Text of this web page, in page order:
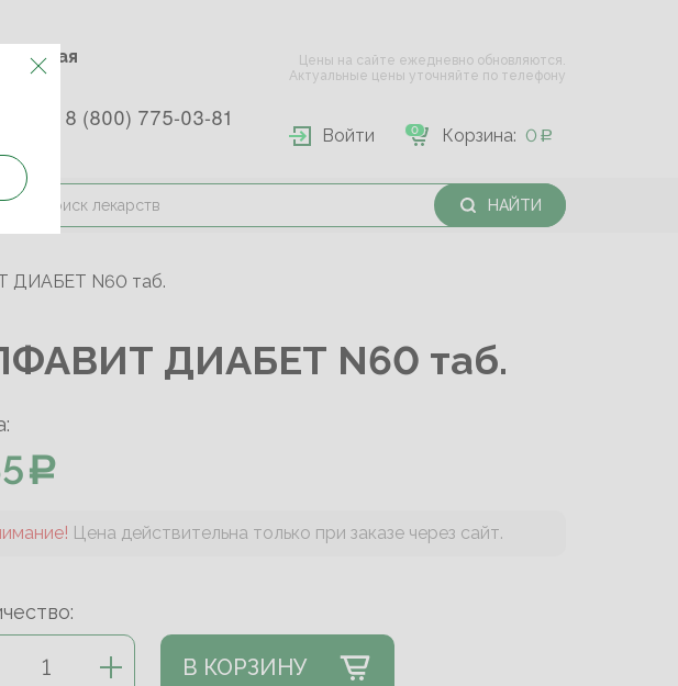
Цены на сайте ежедневно обновляются.
Актуальные цены уточняйте по телефону
8 (800) 775-03-81
Войти Корзина: 0
0
НАЙТИ
ДИАБЕТ N60 таб.
ДИАБЕТ N60 таб.
Цена действительна только при заказе через сайт.
В КОРЗИНУ